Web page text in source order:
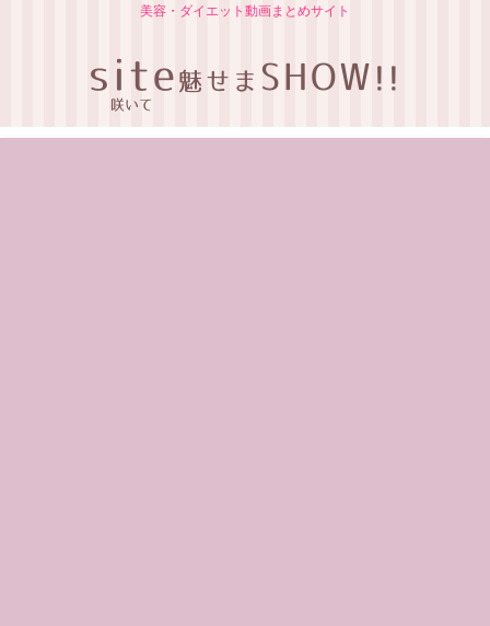
美容・ダイエット動画まとめサイト